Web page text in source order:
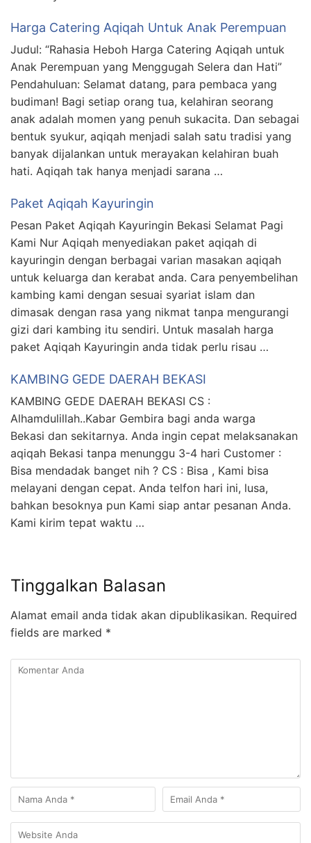
Harga Catering Aqiqah Untuk Anak Perempuan
Judul: “Rahasia Heboh Harga Catering Aqiqah untuk
Anak Perempuan yang Menggugah Selera dan Hati”
Pendahuluan: Selamat datang, para pembaca yang
budiman! Bagi setiap orang tua, kelahiran seorang
anak adalah momen yang penuh sukacita. Dan sebagai
bentuk syukur, aqiqah menjadi salah satu tradisi yang
banyak dijalankan untuk merayakan kelahiran buah
hati. Aqiqah tak hanya menjadi sarana …
Paket Aqiqah Kayuringin
Pesan Paket Aqiqah Kayuringin Bekasi Selamat Pagi
Kami Nur Aqiqah menyediakan paket aqiqah di
kayuringin dengan berbagai varian masakan aqiqah
untuk keluarga dan kerabat anda. Cara penyembelihan
kambing kami dengan sesuai syariat islam dan
dimasak dengan rasa yang nikmat tanpa mengurangi
gizi dari kambing itu sendiri. Untuk masalah harga
paket Aqiqah Kayuringin anda tidak perlu risau …
KAMBING GEDE DAERAH BEKASI
KAMBING GEDE DAERAH BEKASI CS :
Alhamdulillah..Kabar Gembira bagi anda warga
Bekasi dan sekitarnya. Anda ingin cepat melaksanakan
aqiqah Bekasi tanpa menunggu 3-4 hari Customer :
Bisa mendadak banget nih ? CS : Bisa , Kami bisa
melayani dengan cepat. Anda telfon hari ini, lusa,
bahkan besoknya pun Kami siap antar pesanan Anda.
Kami kirim tepat waktu …
Tinggalkan Balasan
Alamat email anda tidak akan dipublikasikan. Required
fields are marked *